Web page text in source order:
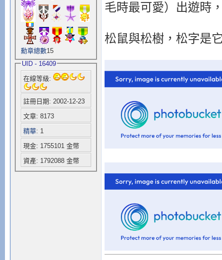
勳章總數15
UID - 16409
在線等級:
註冊日期: 2002-12-23
文章: 8173
精華: 1
現金: 1755101 金幣
資產: 1792088 金幣
毛時最可愛）出遊時
松鼠與松樹，松字是